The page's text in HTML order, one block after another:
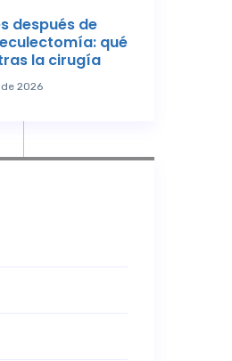
después de
qué
la cirugía
2026